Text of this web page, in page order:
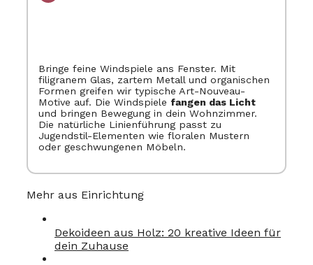
Bringe feine Windspiele ans Fenster. Mit
filigranem Glas, zartem Metall und organischen
Formen greifen wir typische Art-Nouveau-
Motive auf. Die Windspiele fangen das Licht
und bringen Bewegung in dein Wohnzimmer.
Die natürliche Linienführung passt zu
Jugendstil-Elementen wie floralen Mustern
oder geschwungenen Möbeln.
Mehr aus Einrichtung
Dekoideen aus Holz: 20 kreative Ideen für
dein Zuhause